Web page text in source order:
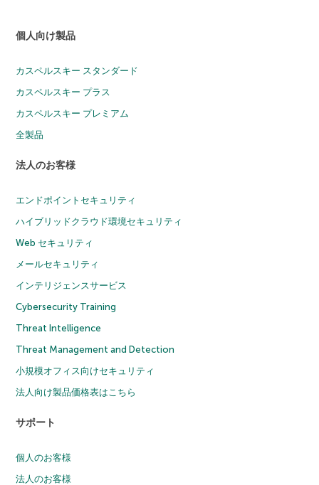
個人向け製品
カスペルスキー スタンダード
カスペルスキー プラス
カスペルスキー プレミアム
全製品
法人のお客様
エンドポイントセキュリティ
ハイブリッドクラウド環境セキュリティ
Web セキュリティ
メールセキュリティ
インテリジェンスサービス
Cybersecurity Training
Threat Intelligence
Threat Management and Detection
小規模オフィス向けセキュリティ
法人向け製品価格表はこちら
サポート
個人のお客様
法人のお客様